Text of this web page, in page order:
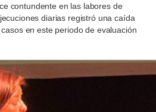
contundente en las labores de
diarias registró una caída
en este periodo de evaluación